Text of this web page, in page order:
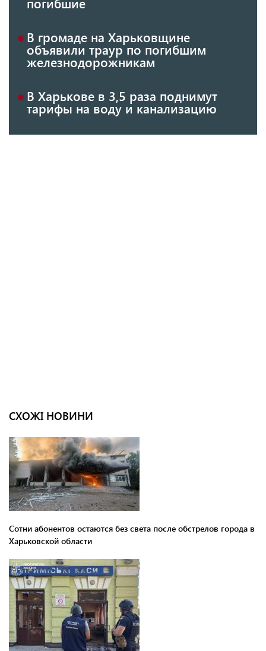
В громаде на Харьковщине
объявили траур по погибшим
железнодорожникам
В Харькове в 3,5 раза поднимут
тарифы на воду и канализацию
СХОЖІ НОВИНИ
Сотни абонентов остаются без света после обстрелов города в
Харьковской области